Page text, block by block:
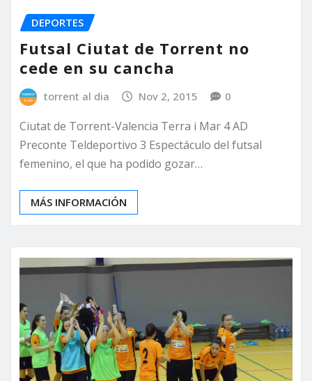
DEPORTES
Futsal Ciutat de Torrent no
cede en su cancha
torrent al dia Nov 2, 2015 0
Ciutat de Torrent-Valencia Terra i Mar 4 AD
Preconte Teldeportivo 3 Espectáculo del futsal
femenino, el que ha podido gozar…
MÁS INFORMACIÓN